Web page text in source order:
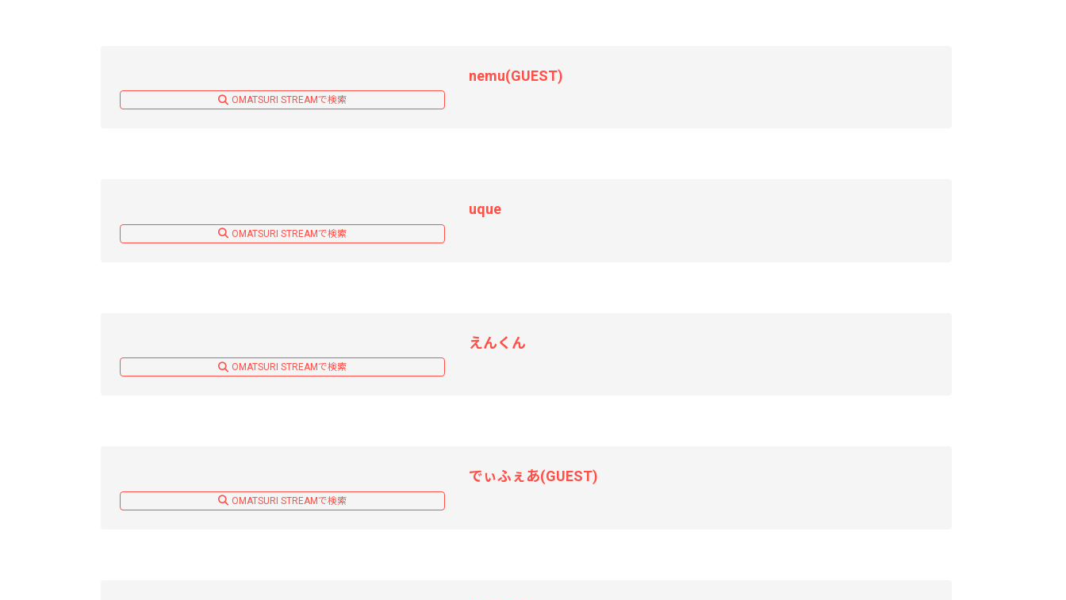
OMATSURI STREAMで検索
nemu(GUEST)
OMATSURI STREAMで検索
uque
OMATSURI STREAMで検索
えんくん
OMATSURI STREAMで検索
でぃふぇあ(GUEST)